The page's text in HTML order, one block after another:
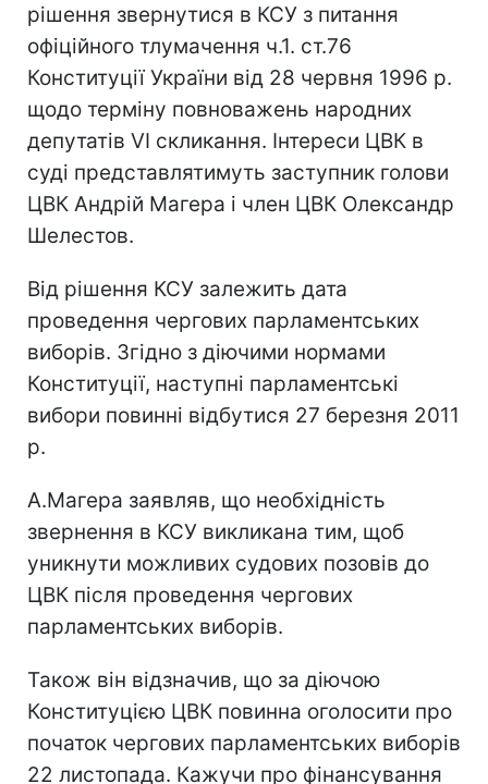
рішення звернутися в КСУ з питання
офіційного тлумачення ч.1. ст.76
Конституції України від 28 червня 1996 р.
щодо терміну повноважень народних
депутатів VI скликання. Інтереси ЦВК в
суді представлятимуть заступник голови
ЦВК Андрій Магера і член ЦВК Олександр
Шелестов.
Від рішення КСУ залежить дата
проведення чергових парламентських
виборів. Згідно з діючими нормами
Конституції, наступні парламентські
вибори повинні відбутися 27 березня 2011
р.
А.Магера заявляв, що необхідність
звернення в КСУ викликана тим, щоб
уникнути можливих судових позовів до
ЦВК після проведення чергових
парламентських виборів.
Також він відзначив, що за діючою
Конституцією ЦВК повинна оголосити про
початок чергових парламентських виборів
22 листопада. Кажучи про фінансування